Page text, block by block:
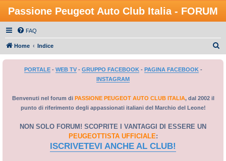
Passione Peugeot Auto Club Italia - FORUM
FAQ
Home Indice
PORTALE- WEB TV- GRUPPO FACEBOOK- PAGINA FACEBOOK-
INSTAGRAM
Benvenuti nel forum di PASSIONE PEUGEOT AUTO CLUB ITALIA, dal 2002 il
punto di riferimento degli appassionati italiani del Marchio del Leone!
NON SOLO FORUM! SCOPRITE I VANTAGGI DI ESSERE UN
PEUGEOTTISTA UFFICIALE:
ISCRIVETEVI ANCHE AL CLUB!